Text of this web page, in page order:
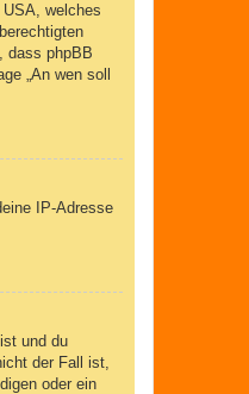
welches
dass phpBB
„An wen soll
IP-Adresse
und du
der Fall ist,
oder ein